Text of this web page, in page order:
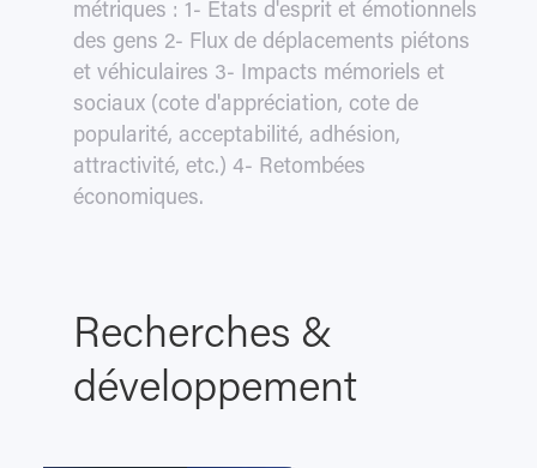
métriques : 1- États d'esprit et émotionnels
des gens 2- Flux de déplacements piétons
et véhiculaires 3- Impacts mémoriels et
sociaux (cote d'appréciation, cote de
popularité, acceptabilité, adhésion,
attractivité, etc.) 4- Retombées
économiques.
Recherches &
développement